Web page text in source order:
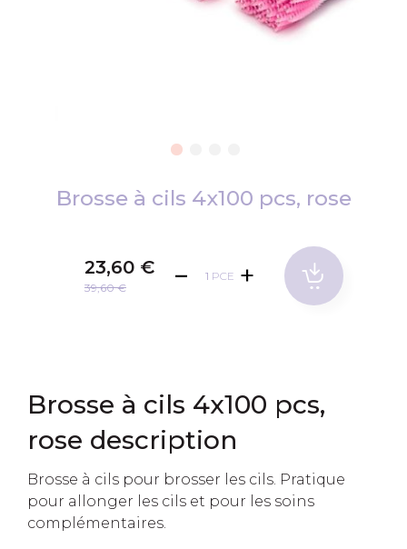
Brosse à cils 4x100 pcs, rose
23,60 €
39,60 €
PCE
Brosse à cils 4x100 pcs,
rose description
Brosse à cils pour brosser les cils. Pratique
pour allonger les cils et pour les soins
complémentaires.